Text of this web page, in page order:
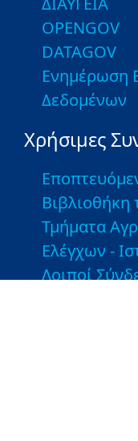
OPENGOV
DATAGOV
Ενημέρωση
Δεδομένων
Χρήσιμες
Τμήματα
Ελέγχων -
Λοιποί